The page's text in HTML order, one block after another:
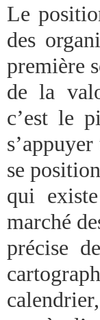
Le
des
première
de la
c’est le
se
qui
marché
précise